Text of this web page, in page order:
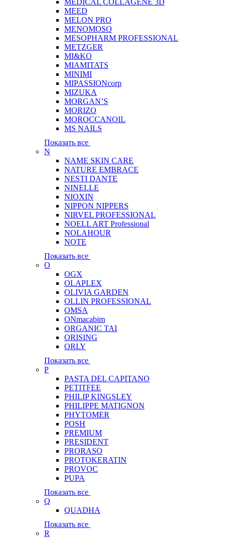
MEDICAL COLLAGENE 3D
MEED
MELON PRO
MENOMOSO
MESOPHARM PROFESSIONAL
METZGER
MI&KO
MIAMITATS
MINIMI
MIPASSIONcorp
MIZUKA
MORGAN’S
MORIZO
MOROCCANOIL
MS NAILS
Показать все
N
NAME SKIN CARE
NATURE EMBRACE
NESTI DANTE
NINELLE
NIOXIN
NIPPON NIPPERS
NIRVEL PROFESSIONAL
NOELL ART Professional
NOLAHOUR
NOTE
Показать все
O
OGX
OLAPLEX
OLIVIA GARDEN
OLLIN PROFESSIONAL
OMSA
ONmacabim
ORGANIC TAI
ORISING
ORLY
Показать все
P
PASTA DEL CAPITANO
PETITFEE
PHILIP KINGSLEY
PHILIPPE MATIGNON
PHYTOMER
POSH
PREMIUM
PRESIDENT
PRORASO
PROTOKERATIN
PROVOC
PUPA
Показать все
Q
QUADHA
Показать все
R